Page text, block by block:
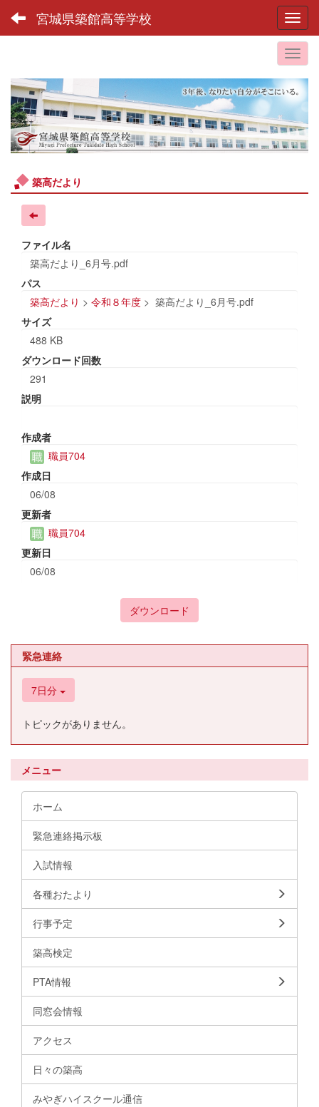
宮城県築館高等学校
築高だより
ファイル名
築高だより_6月号.pdf
パス
築高だより > 令和８年度 > 築高だより_6月号.pdf
サイズ
488 KB
ダウンロード回数
291
説明
作成者
職員704
作成日
06/08
更新者
職員704
更新日
06/08
ダウンロード
緊急連絡
7日分
トピックがありません。
メニュー
ホーム
緊急連絡掲示板
入試情報
各種おたより
行事予定
築高検定
PTA情報
同窓会情報
アクセス
日々の築高
みやぎハイスクール通信